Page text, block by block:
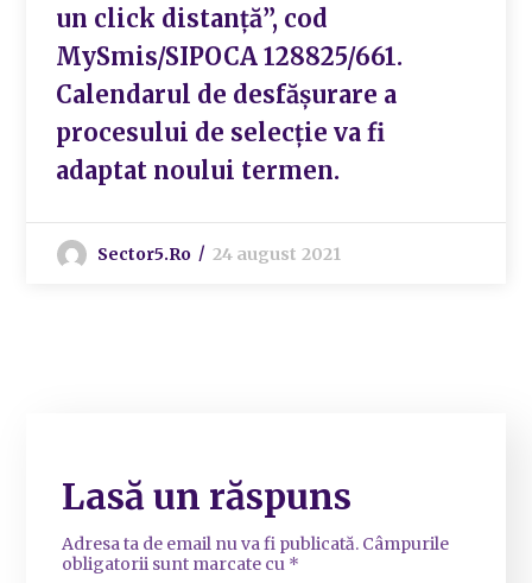
un click distanţă”, cod
MySmis/SIPOCA 128825/661.
Calendarul de desfășurare a
procesului de selecție va fi
adaptat noului termen.
Sector5.ro 24 august 2021
Lasă un răspuns
Adresa ta de email nu va fi publicată. Câmpurile
obligatorii sunt marcate cu *